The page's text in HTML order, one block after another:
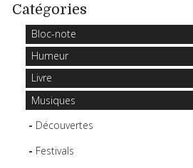
Catégories
Bloc-note
Humeur
Livre
Musiques
Découvertes
Festivals